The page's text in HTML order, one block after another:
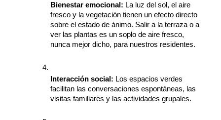
Bienestar emocional: La luz del sol, el aire
fresco y la vegetación tienen un efecto directo
sobre el estado de ánimo. Salir a la terraza o a
ver las plantas es un soplo de aire fresco,
nunca mejor dicho, para nuestros residentes.
Interacción social: Los espacios verdes
facilitan las conversaciones espontáneas, las
visitas familiares y las actividades grupales.